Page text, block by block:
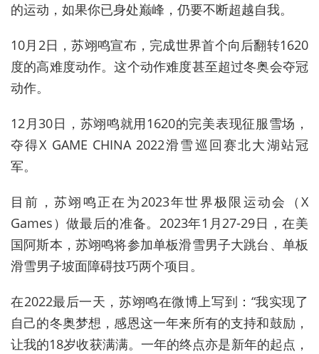
的运动，如果你已身处巅峰，仍要不断超越自我。
10月2日，苏翊鸣宣布，完成世界首个向后翻转1620
度的高难度动作。这个动作难度甚至超过冬奥会夺冠
动作。
12月30日，苏翊鸣就用1620的完美表现征服雪场，
夺得X GAME CHINA 2022滑雪巡回赛北大湖站冠
军。
目前，苏翊鸣正在为2023年世界极限运动会（X
Games）做最后的准备。2023年1月27-29日，在美
国阿斯本，苏翊鸣将参加单板滑雪男子大跳台、单板
滑雪男子坡面障碍技巧两个项目。
在2022最后一天，苏翊鸣在微博上写到：“我实现了
自己的冬奥梦想，感恩这一年来所有的支持和鼓励，
让我的18岁收获满满。一年的终点亦是新年的起点，